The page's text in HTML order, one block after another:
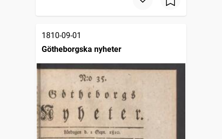
1810-09-01
Götheborgska nyheter